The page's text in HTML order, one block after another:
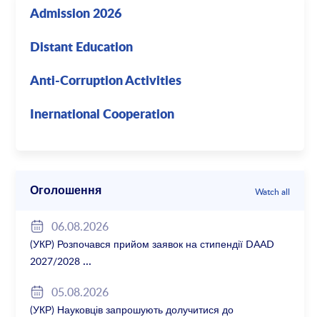
Admission 2026
Distant Education
Anti-Corruption Activities
Inernational Cooperation
Оголошення Watch all
06.08.2026
(УКР) Розпочався прийом заявок на стипендії DAAD
2027/2028
05.08.2026
(УКР) Науковців запрошують долучитися до